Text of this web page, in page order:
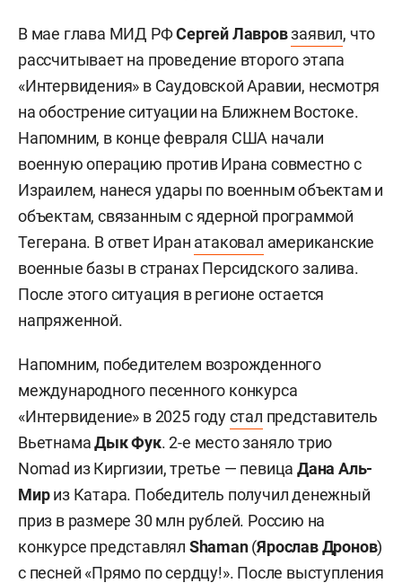
В мае глава МИД РФСергей Лавровзаявил, что
рассчитывает на проведение второго этапа
«Интервидения» в Саудовской Аравии, несмотря
на обострение ситуации на Ближнем Востоке.
Напомним, в конце февраля США начали
военную операцию против Ирана совместно с
Израилем, нанеся удары по военным объектам и
объектам, связанным с ядерной программой
Тегерана. В ответ Иран атаковал американские
военные базы в странах Персидского залива.
После этого ситуация в регионе остается
напряженной.
Напомним, победителем возрожденного
международного песенного конкурса
«Интервидение» в 2025 годустал представитель
ВьетнамаДык Фук. 2-е место заняло трио
Nomad из Киргизии, третье — певица Дана Аль-
Мириз Катара. Победитель получил денежный
приз в размере 30 млн рублей. Россию на
конкурсе представлял Shaman(Ярослав Дронов)
с песней «Прямо по сердцу!». После выступления